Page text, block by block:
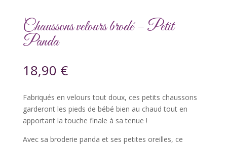
Chaussons velours brodé – Petit
Panda
18,90 €
Fabriqués en velours tout doux, ces petits chaussons
garderont les pieds de bébé bien au chaud tout en
apportant la touche finale à sa tenue !
Avec sa broderie panda et ses petites oreilles, ce